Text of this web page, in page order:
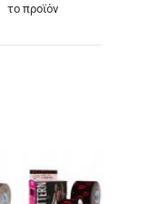
το προϊόν